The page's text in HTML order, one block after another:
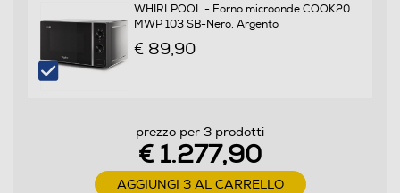
Materiale del pianoWHIRLPOOL - Forno microonde COOK20
MWP 103 SB-Nero, Argento
€ 89,90
prezzo per 3 prodotti
€ 1.277,90
AGGIUNGI 3 AL CARRELLO